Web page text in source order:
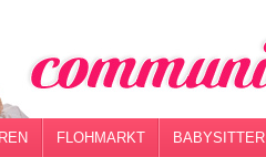
FLOHMARKT BABYSITTER